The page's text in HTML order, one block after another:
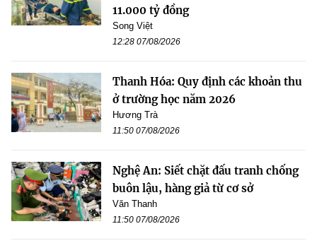
11.000 tỷ đồng
Song Việt
12:28 07/08/2026
Thanh Hóa: Quy định các khoản thu
ở trường học năm 2026
Hương Trà
11:50 07/08/2026
Nghệ An: Siết chặt đấu tranh chống
buôn lậu, hàng giả từ cơ sở
Văn Thanh
11:50 07/08/2026